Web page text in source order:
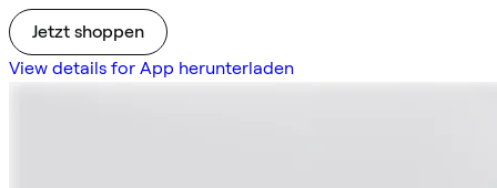
Jetzt shoppen
View details for App herunterladen